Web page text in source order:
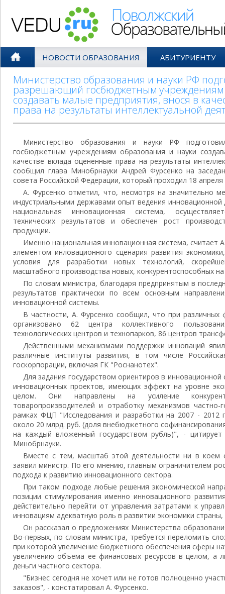
НОВОСТИ ОБРАЗОВАНИЯ АБИТУРИЕНТУ
Министерство образования и науки РФ
разрешающий госбюджетным учреждениям
создавать малые предприятия, внося в
права на результаты интеллектуальной
Министерство образования и науки РФ
госбюджетным учреждениям образования и науки
качестве вклада оцененные права на результаты
сообщил глава Минобрнауки Андрей Фурсенко на
совета Российской Федерации, который проходил 18
А. Фурсенко отметил, что, несмотря на значительно
индустриальными державами опыт ведения инновационной
национальная инновационная система,
технических результатов и обеспечен рост
продукции.
Именно национальная инновационная система, считает
элементом инловационного сценария развития
условия для разработки новых технологий,
масштабного производства новых, конкурентоспособных
По словам министра, благодаря предпринятым в
результатов практически по всем основным
инновационной системы.
В частности, А. Фурсенко сообщил, что при различных
организовано 62 центра коллективного
технологических центров и технопарков, 86 центров
Действенными механизмами поддержки инноваций
различные институты развития, в том числе
госкорпорации, включая ГК "Роснанотех".
Для задания государством ориентиров в
инновационных проектов, имеющих эффект на уровне
целом. Они направлены на усиление
товаропроизводителей и отработку механизмов частно-
рамках ФЦП "Исследования и разработки на 2007 - 2012
около 20 млрд. руб. (доля внебюджетного
на каждый вложенный государством рубль)", -
Минобрнауки.
Вместе с тем, масштаб этой деятельности ни в коем
заявил министр. По его мнению, главным ограничителем
подхода к развитию инновационного сектора.
При таком подходе любые решения экономической
позиции стимулирования именно инновационного
действительно перейти от управления затратами к
инновациям адекватную роль в развитии экономики
Он рассказал о предложениях Министерства
Во-первых, по словам министра, требуется переломить
при которой увеличение бюджетного обеспечения сферы
увеличению объема ее финансовых ресурсов в целом, а
деньги частного сектора.
"Бизнес сегодня не хочет или не готов полноценно
заказов", - констатировал А. Фурсенко.